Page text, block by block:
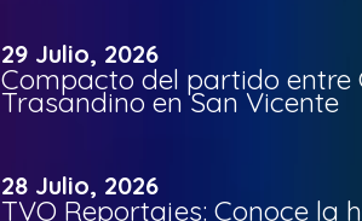
29 Julio, 2026
Compacto del partido entre
Trasandino en San Vicente
28 Julio, 2026
TVO Reportajes: Conoce la